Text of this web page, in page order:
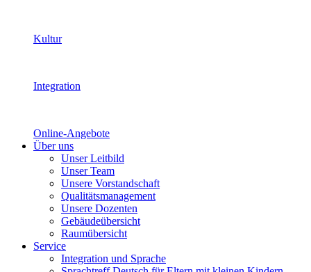
Kultur
Integration
Online-Angebote
Über uns
Unser Leitbild
Unser Team
Unsere Vorstandschaft
Qualitätsmanagement
Unsere Dozenten
Gebäudeübersicht
Raumübersicht
Service
Integration und Sprache